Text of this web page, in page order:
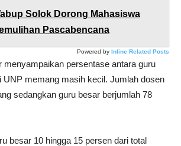
Solok Dorong Mahasiswa
Pascabencana
Powered by Inline Related Posts
menyampaikan persentase antara guru
UNP memang masih kecil. Jumlah dosen
sedangkan guru besar berjumlah 78
besar 10 hingga 15 persen dari total